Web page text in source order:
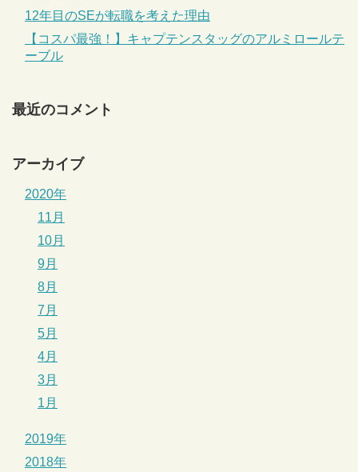
12年目のSEが転職を考えた理由
【コスパ最強！】キャプテンスタッグのアルミロールテ
ーブル
最近のコメント
アーカイブ
2020年
11月
10月
9月
8月
7月
5月
4月
3月
1月
2019年
2018年